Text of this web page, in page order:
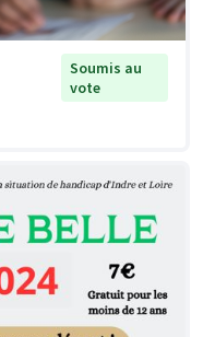
Soumis au
vote